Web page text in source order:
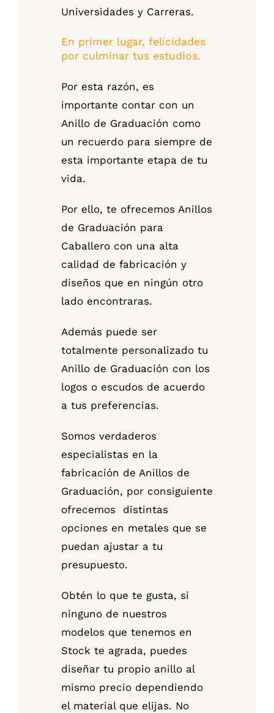
Universidades y Carreras.
En primer lugar, felicidades
por culminar tus estudios.
Por esta razón, es
importante contar con un
Anillo de Graduación como
un recuerdo para siempre de
esta importante etapa de tu
vida.
Por ello, te ofrecemos Anillos
de Graduación para
Caballero con una alta
calidad de fabricación y
diseños que en ningún otro
lado encontraras.
Además puede ser
totalmente personalizado tu
Anillo de Graduación con los
logos o escudos de acuerdo
a tus preferencias.
Somos verdaderos
especialistas en la
fabricación de Anillos de
Graduación, por consiguiente
ofrecemos distintas
opciones en metales que se
puedan ajustar a tu
presupuesto.
Obtén lo que te gusta, si
ninguno de nuestros
modelos que tenemos en
Stock te agrada, puedes
diseñar tu propio anillo al
mismo precio dependiendo
el material que elijas. No